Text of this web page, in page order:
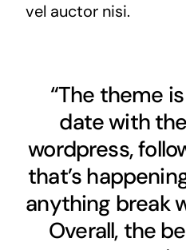
vel auctor nisi.
“The theme
date with
wordpress,
that’s
anything break
Overall, the